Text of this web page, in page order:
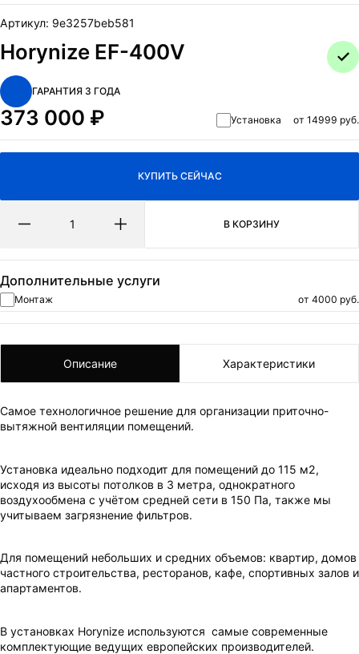
Артикул: 9e3257beb581
Horynize EF-400V
ГАРАНТИЯ 3 ГОДА
373 000 ₽ Установка от 14999 руб.
КУПИТЬ СЕЙЧАС
В КОРЗИНУ
Дополнительные услуги
Монтаж от 4000 руб.
Описание Характеристики
Самое технологичное решение для организации приточно-
вытяжной вентиляции помещений.
Установка идеально подходит для помещений до 115 м2,
исходя из высоты потолков в 3 метра, однократного
воздухообмена с учётом средней сети в 150 Па, также мы
учитываем загрязнение фильтров.
Для помещений небольших и средних объемов: квартир, домов
частного строительства, ресторанов, кафе, спортивных залов и
апартаментов.
В установках Horynize используются самые современные
комплектующие ведущих европейских производителей.
Нажимая на кнопку Отправить я даю согласие на обработку
персональных данныхиполитикa конфиденциальности.
ЧТО-ТО ПОШЛО НЕ ТАК!